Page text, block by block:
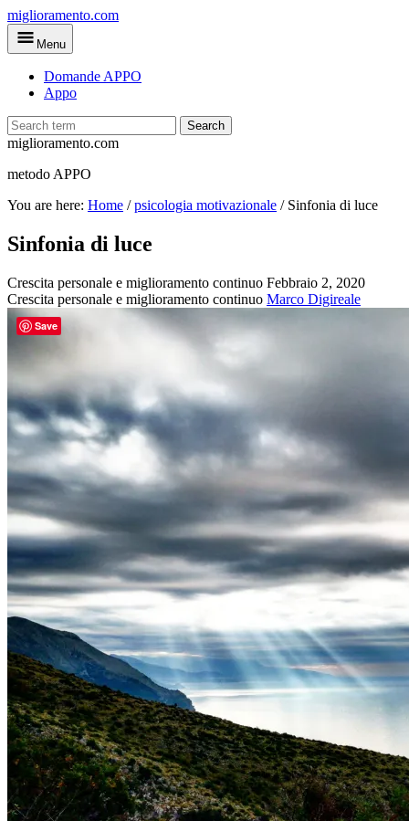
Skip
to
main
miglioramento.com
Menu
Domande APPO
Appo
Search
miglioramento.com
metodo APPO
You are here: Home /psicologia motivazionale / Sinfonia di luce
Sinfonia di luce
Crescita personale e miglioramento continuo Febbraio 2, 2020
Crescita personale e miglioramento continuo Marco Digireale
Save